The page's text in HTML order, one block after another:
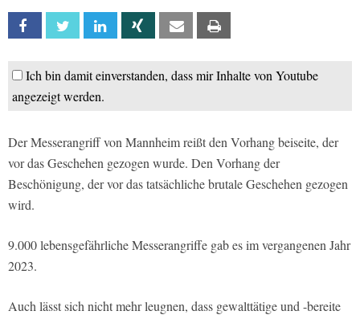
Facebook Twitter Linkedin Xing Email
Ich bin damit einverstanden, dass mir Inhalte von Youtube
angezeigt werden.
Der Messerangriff von Mannheim reißt den Vorhang beiseite, der
vor das Geschehen gezogen wurde. Den Vorhang der
Beschönigung, der vor das tatsächliche brutale Geschehen gezogen
wird.
9.000 lebensgefährliche Messerangriffe gab es im vergangenen Jahr
2023.
Auch lässt sich nicht mehr leugnen, dass gewalttätige und -bereite